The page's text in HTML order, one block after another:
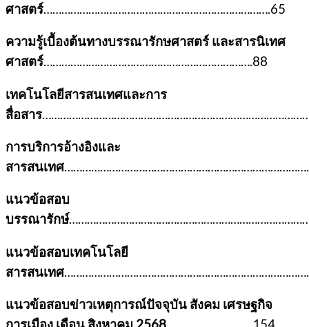
ศาสตร์………………………………………………………………….65
ความรู้เบื้องต้นทางบรรณารักษศาสตร์ และสารนิเทศ
ศาสตร์…………………………………………………………….88
เทคโนโลยีสารสนเทศและการ
สื่อสาร
การบริการอ้างอิงและ
สารสนเทศ
แนวข้อสอบ
บรรณารักษ์
แนวข้อสอบเทคโนโลยี
สารสนเทศ
แนวข้อสอบข่าวเหตุการณ์ปัจจุบัน สังคม เศรษฐกิจ